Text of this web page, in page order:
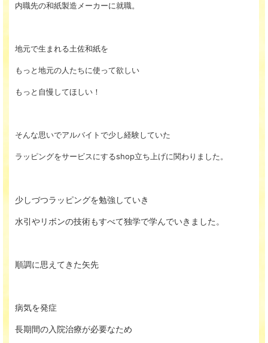
内職先の和紙製造メーカーに就職。
地元で生まれる土佐和紙を
もっと地元の人たちに使って欲しい
もっと自慢してほしい！
そんな思いでアルバイトで少し経験していた
ラッピングをサービスにするshop立ち上げに関わりました。
少しづつラッピングを勉強していき
水引やリボンの技術もすべて独学で学んでいきました。
順調に思えてきた矢先
病気を発症
長期間の入院治療が必要なため